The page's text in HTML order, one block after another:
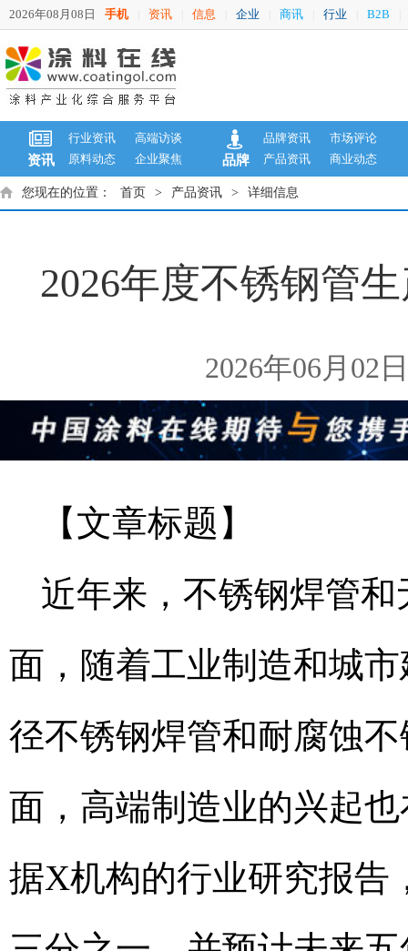
2026年08月08日 手机 资讯 信息 企业 商讯 行业 B2B
资讯
行业资讯
高端访谈
原料动态
企业聚焦 品牌
品牌资讯
市场评论
产品资讯
商业动态
您现在的位置： 首页 > 产品资讯 > 详细信息
2026年度不锈钢管
2026年06月
【文章标题】
近年来，不锈钢焊管
面，随着工业制造和城
径不锈钢焊管和耐腐蚀
面，高端制造业的兴起
据X机构的行业研究报告